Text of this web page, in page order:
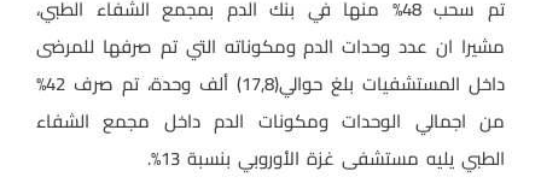
تم سحب 48% منها في بنك الدم بمجمع الشفاء الطبي،
مشيرا ان عدد وحدات الدم ومكوناته التي تم صرفها للمرضى
داخل المستشفيات بلغ حوالي(17,8) ألف وحدة، تم صرف 42%
من اجمالي الوحدات ومكونات الدم داخل مجمع الشفاء
الطبي يليه مستشفى غزة الأوروبي بنسبة 13%.